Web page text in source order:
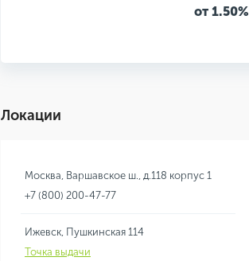
от 1.50%
Локации
Москва, Варшавское ш., д.118 корпус 1
+7 (800) 200-47-77
Ижевск, Пушкинская 114
Точка выдачи